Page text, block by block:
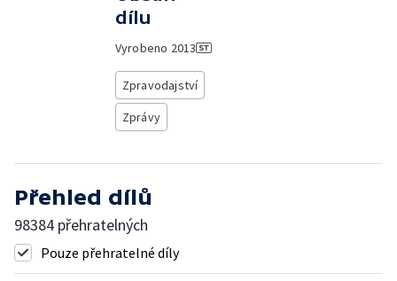
dílu
Vyrobeno 2013
Zpravodajství
Zprávy
Přehled dílů
98384 přehratelných
Pouze přehratelné díly